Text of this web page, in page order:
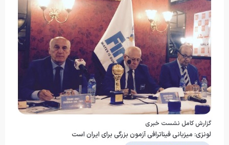
گزارش کامل نشست خبری
لونزی: میزبانی فیناترافی آزمون بزرگی برای ایران است